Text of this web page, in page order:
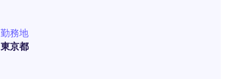
勤務地
東京都